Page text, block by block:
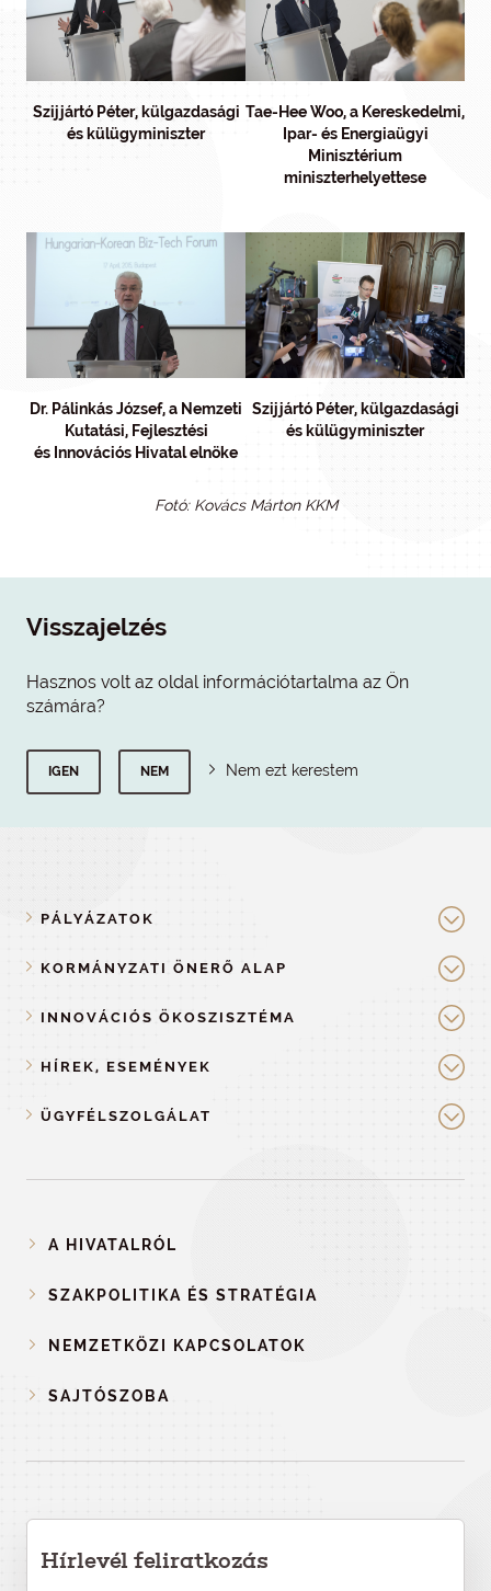
Szijjártó Péter, külgazdasági
és külügyminiszter
Tae-Hee Woo, a Kereskedelmi,
Ipar- és Energiaügyi
Minisztérium
miniszterhelyettese
Dr. Pálinkás József, a Nemzeti
Kutatási, Fejlesztési
és Innovációs Hivatal elnöke
Szijjártó Péter, külgazdasági
és külügyminiszter
Fotó: Kovács Márton KKM
Visszajelzés
Hasznos volt az oldal információtartalma az Ön
számára?
IGEN NEM Nem ezt kerestem
PÁLYÁZATOK
KORMÁNYZATI ÖNERŐ ALAP
INNOVÁCIÓS ÖKOSZISZTÉMA
HÍREK, ESEMÉNYEK
ÜGYFÉLSZOLGÁLAT
A HIVATALRÓL
SZAKPOLITIKA ÉS STRATÉGIA
NEMZETKÖZI KAPCSOLATOK
SAJTÓSZOBA
Hírlevél feliratkozás